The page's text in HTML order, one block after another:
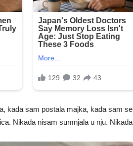
kada sam postala majka, kada sam
Nikada nisam sumnjala u nju.